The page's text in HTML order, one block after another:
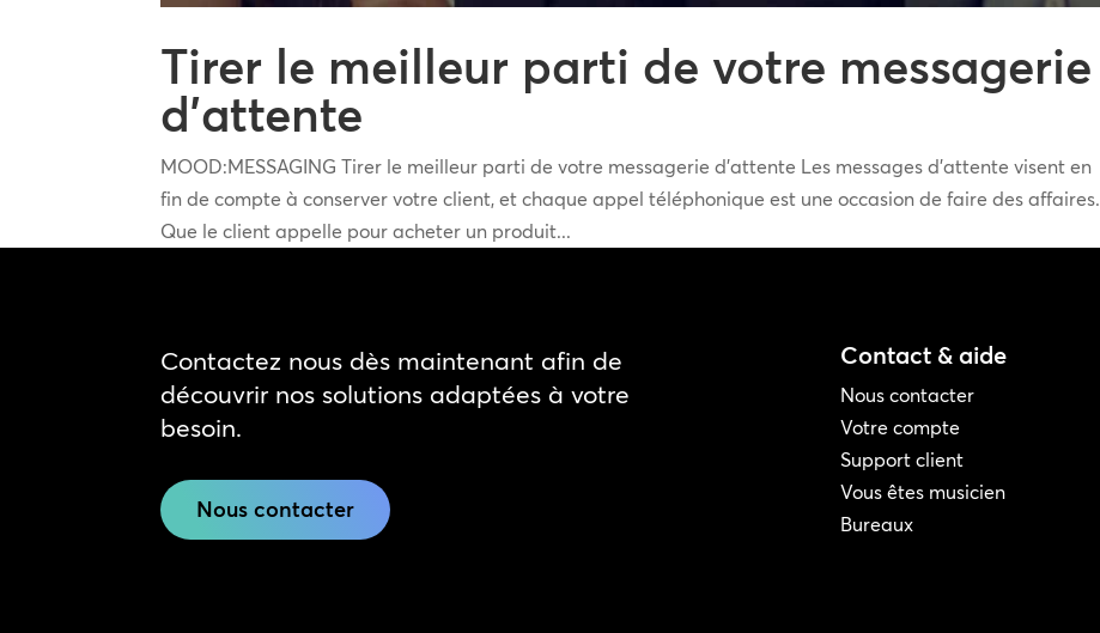
Tirer le meilleur parti de votre messagerie
d’attente
MOOD:MESSAGING Tirer le meilleur parti de votre messagerie d’attente Les messages d’attente visent en
fin de compte à conserver votre client, et chaque appel téléphonique est une occasion de faire des affaires.
Que le client appelle pour acheter un produit...
Contactez nous dès maintenant afin de
découvrir nos solutions adaptées à votre
besoin.
Nous contacter
Contact & aide
Nous contacter
Votre compte
Support client
Vous êtes musicien
Bureaux